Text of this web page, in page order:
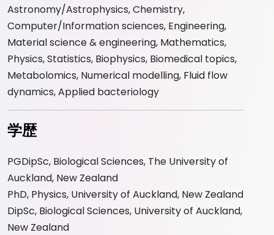
Astronomy/Astrophysics, Chemistry,
Computer/Information sciences, Engineering,
Material science & engineering, Mathematics,
Physics, Statistics, Biophysics, Biomedical topics,
Metabolomics, Numerical modelling, Fluid flow
dynamics, Applied bacteriology
学歴
PGDipSc, Biological Sciences, The University of
Auckland, New Zealand
PhD, Physics, University of Auckland, New Zealand
DipSc, Biological Sciences, University of Auckland,
New Zealand